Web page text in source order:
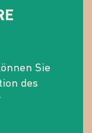
Sie
des